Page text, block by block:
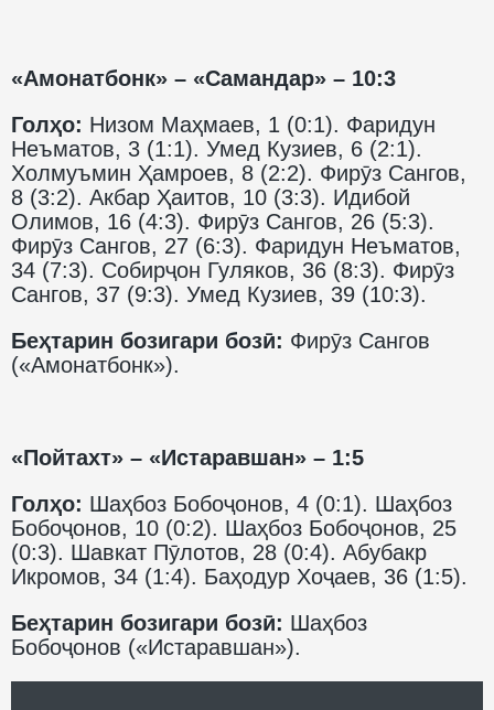
«Амонатбонк» – «Самандар» – 10:3
Голҳо: Низом Маҳмаев, 1 (0:1). Фаридун
Неъматов, 3 (1:1). Умед Кузиев, 6 (2:1).
Холмуъмин Ҳамроев, 8 (2:2). Фирӯз Сангов,
8 (3:2). Акбар Ҳаитов, 10 (3:3). Идибой
Олимов, 16 (4:3). Фирӯз Сангов, 26 (5:3).
Фирӯз Сангов, 27 (6:3). Фаридун Неъматов,
34 (7:3). Собирҷон Гуляков, 36 (8:3). Фирӯз
Сангов, 37 (9:3). Умед Кузиев, 39 (10:3).
Беҳтарин бозигари бозӣ: Фирӯз Сангов
(«Амонатбонк»).
«Пойтахт» – «Истаравшан» – 1:5
Голҳо: Шаҳбоз Бобоҷонов, 4 (0:1). Шаҳбоз
Бобоҷонов, 10 (0:2). Шаҳбоз Бобоҷонов, 25
(0:3). Шавкат Пӯлотов, 28 (0:4). Абубакр
Икромов, 34 (1:4). Баҳодур Хоҷаев, 36 (1:5).
Беҳтарин бозигари бозӣ: Шаҳбоз
Бобоҷонов («Истаравшан»).